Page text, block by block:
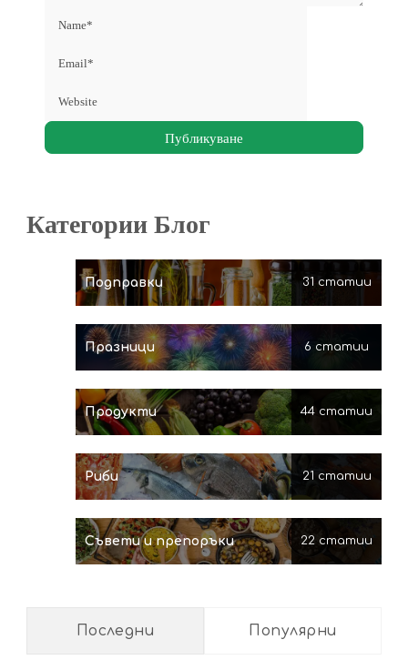
Категории Блог
Подправки 31 статии
Празници 6 статии
Продукти 44 статии
Риби 21 статии
Съвети и препоръки 22 статии
Последни Популярни